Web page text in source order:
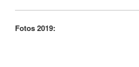
Fotos 2019: